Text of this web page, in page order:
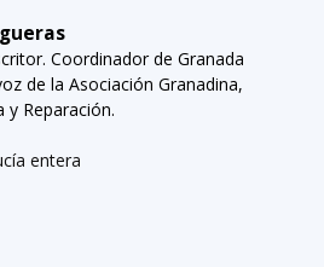
Coordinador de Granada
de la Asociación Granadina,
y Reparación.
entera